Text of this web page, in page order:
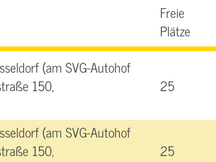
Freie
Plätze
(am SVG-Autohof
150,
25
(am SVG-Autohof
150,
25